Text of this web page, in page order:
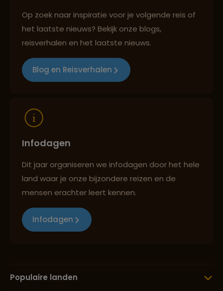
Reizen met oog voor mens, cultuur en milieu
Op zoek naar inspiratie voor je volgende reis of
het laatste nieuws? Bekijk onze blogs,
reisverhalen en het laatste nieuws.
Blog en Reisverhalen
Infodagen
Dit jaar organiseren we infodagen door het hele
land waar je onze bijzondere reizen en de
mensen erachter leert kennen.
Infodagen
Populaire landen